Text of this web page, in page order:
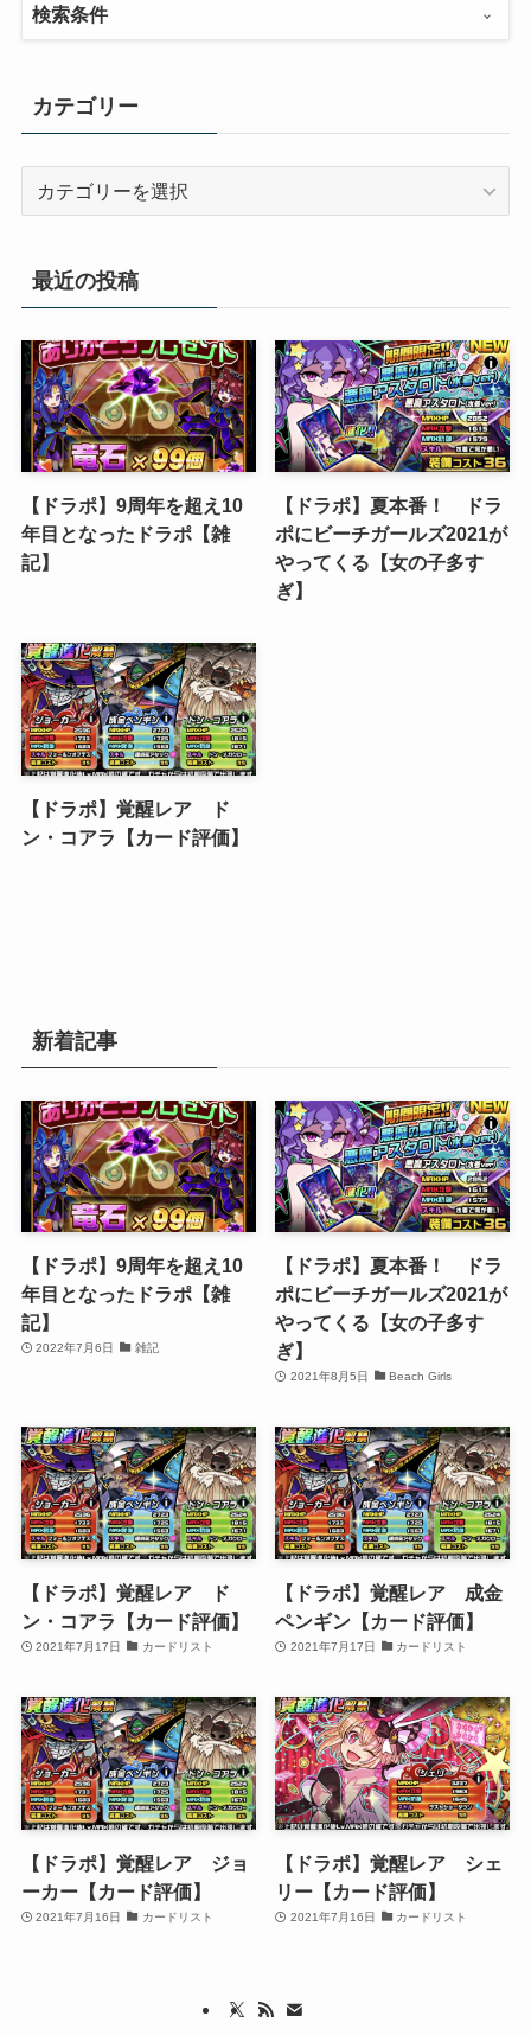
検索条件
カテゴリー
リ
最近の投稿
【ドラポ】9周年を超え10
年目となったドラポ【雑
記】
【ドラポ】夏本番！ ドラ
ポにビーチガールズ2021が
やってくる【女の子多す
ぎ】
【ドラポ】覚醒レア ド
ン・コアラ【カード評価】
新着記事
【ドラポ】9周年を超え10
年目となったドラポ【雑
記】
2022年7月6日 雑記
【ドラポ】夏本番！ ドラ
ポにビーチガールズ2021が
やってくる【女の子多す
ぎ】
2021年8月5日 Beach Girls
【ドラポ】覚醒レア ド
ン・コアラ【カード評価】
2021年7月17日 カードリスト
【ドラポ】覚醒レア 成金
ペンギン【カード評価】
2021年7月17日 カードリスト
【ドラポ】覚醒レア ジョ
ーカー【カード評価】
2021年7月16日 カードリスト
【ドラポ】覚醒レア シェ
リー【カード評価】
2021年7月16日 カードリスト